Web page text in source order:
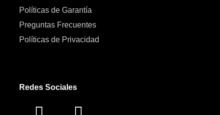
Políticas de Garantía
Preguntas Frecuentes
Políticas de Privacidad
Redes Sociales